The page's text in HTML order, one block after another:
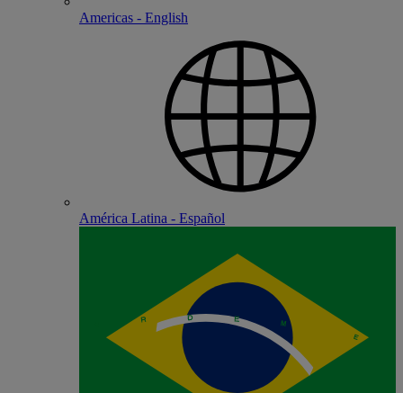
Americas - English
América Latina - Español